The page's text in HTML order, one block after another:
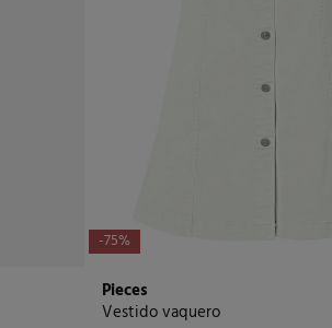
-75%
Pieces
Vestido vaquero